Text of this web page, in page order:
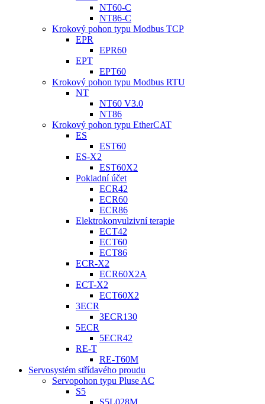
NT60-C
NT86-C
Krokový pohon typu Modbus TCP
EPR
EPR60
EPT
EPT60
Krokový pohon typu Modbus RTU
NT
NT60 V3.0
NT86
Krokový pohon typu EtherCAT
ES
EST60
ES-X2
EST60X2
Pokladní účet
ECR42
ECR60
ECR86
Elektrokonvulzivní terapie
ECT42
ECT60
ECT86
ECR-X2
ECR60X2A
ECT-X2
ECT60X2
3ECR
3ECR130
5ECR
5ECR42
RE-T
RE-T60M
Servosystém střídavého proudu
Servopohon typu Pluse AC
S5
S5L028M